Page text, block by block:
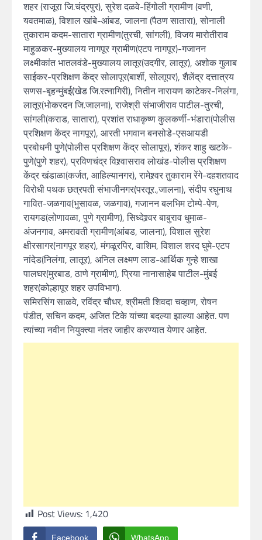
शहर (राजूरा जि.चंद्रपुर), सुरेश दळवे-हिंगोली ग्रामीण (वणी,
यवतमाळ), विशाल खांबे-आंबड, जालना (पैठण सातारा), सोनाली
तुकाराम कदम-सातारा ग्रामीण(तुरची, सांगली), विजय मारोतीराव
माहुळकर-मुख्यालय नागपूर ग्रामीण(एटप नागपूर)-गजानन
लक्ष्मीकांत भातलवंडे-मुख्यालय लातूर(उदगीर, लातूर), अशोक गुलाब
साईकर-प्रशिक्षण केंद्र सोलापूर(बार्शी, सोलाूपर), शैलेंद्र दत्तात्रय
सणस-बृहन्मुंबई(खेड जि.रत्नागिरी), नितीन नारायण काटेकर-निलंगा,
लातूर(भोकरदन जि.जालना), राजेश्री संभाजीराव पाटील-तुरची,
सांगली(कराड, सातारा), प्रशांत राधाकृष्ण कुलकर्णी-भंडारा(पोलीस
प्रशिक्षण केंद्र नागपूर), आरती भगवान बनसोडे-एसआयडी
प्रबोधनी पुणे(पोलीस प्रशिक्षण केंद्र सोलापूर), शंकर शाहु खटके-
पुणे(पुणे शहर), प्रविणचंद्र विश्र्वासराव लोखंड-पोलीस प्रशिक्षण
केंद्र खंडाळा(कर्जत, आहिल्यानगर), रामेश्र्वर तुकाराम रेंगे-दहशतवाद
विरोधी पथक छत्रपती संभाजीनगर(परतूर.,जालना), संदीप रघुनाथ
गावित-जळगाव(भुसावळ, जळगाव), गजानन बलभिम टोम्पे-पेण,
रायगड(लोणावळा, पुणे ग्रामीण), सिध्देश्र्वर बाबुराव धुमाळ-
अंजनगाव, अमरावती ग्रामीण(आंबड, जालना), विशाल सुरेश
क्षीरसागर(नागपूर शहर), मंगळूरपिर, वाशिम, विशाल शरद घुमे-एटप
नांदेड(निलंगा, लातूर), अनिल लक्ष्मण लाड-आर्थिक गुन्हे शाखा
पालघर(मुरबाड, ठाणे ग्रामीण), प्रिया नानासाहेब पाटील-मुंबई
शहर(कोल्हापूर शहर उपविभाग).
समिरसिंग साळवे, रविंद्र चौधर, श्रीमती शिवदा चव्हाण, रोषन
पंडीत, सचिन कदम, अजित टिके यांच्या बदल्या झाल्या आहेत. पण
त्यांच्या नवीन नियुक्त्या नंतर जाहीर करण्यात येणार आहेत.
Post Views: 1,420
Facebook WhatsApp